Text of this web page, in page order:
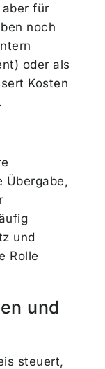
für
noch
oder als
Kosten
Übergabe,
und
Rolle
und
steuert,